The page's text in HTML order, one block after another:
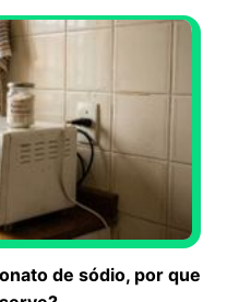
de sódio, por que